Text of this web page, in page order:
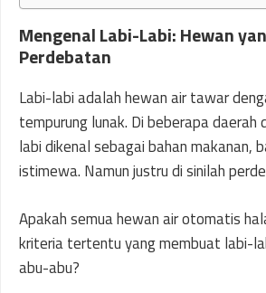
Mengenal Labi-Labi: Hewan
Perdebatan
Labi-labi adalah hewan air tawar
tempurung lunak. Di beberapa daerah
labi dikenal sebagai bahan makanan,
istimewa. Namun justru di sinilah
Apakah semua hewan air otomatis
kriteria tertentu yang membuat labi-
abu-abu?